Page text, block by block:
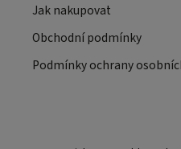
Jak nakupovat
Obchodní podmínky
Podmínky ochrany